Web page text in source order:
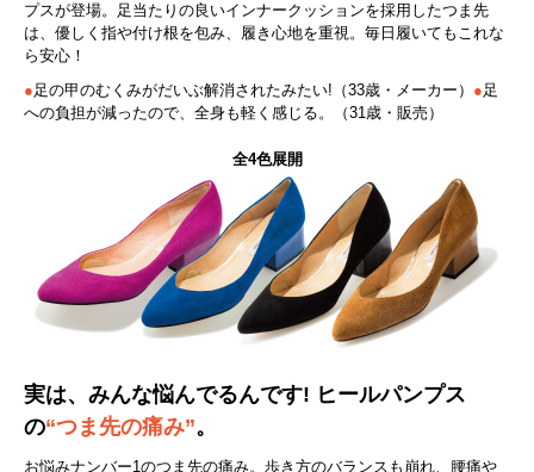
プスが登場。足当たりの良いインナークッションを採用したつま先
は、優しく指や付け根を包み、履き心地を重視。毎日履いてもこれな
ら安心！
●足の甲のむくみがだいぶ解消されたみたい!（33歳・メーカー） ●足
への負担が減ったので、全身も軽く感じる。（31歳・販売）
全4色展開
実は、みんな悩んでるんです! ヒールパンプス
の“つま先の痛み”。
お悩みナンバー1のつま先の痛み。歩き方のバランスも崩れ、腰痛や